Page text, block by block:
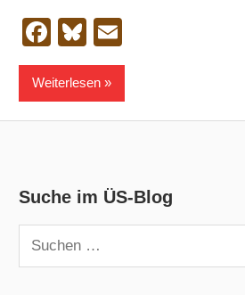
Facebook
Bluesky
Weiterlesen
Suche im ÜS-Blog
Suchen
nach: